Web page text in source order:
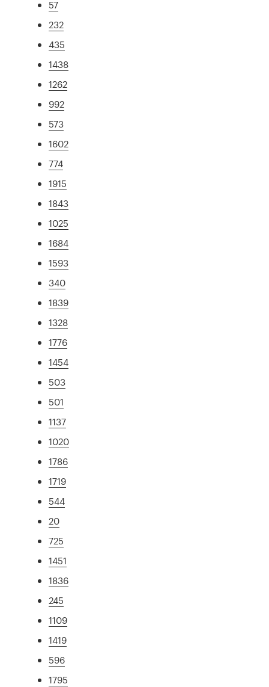
57
232
435
1438
1262
992
573
1602
774
1915
1843
1025
1684
1593
340
1839
1328
1776
1454
503
501
1137
1020
1786
1719
544
20
725
1451
1836
245
1109
1419
596
1795